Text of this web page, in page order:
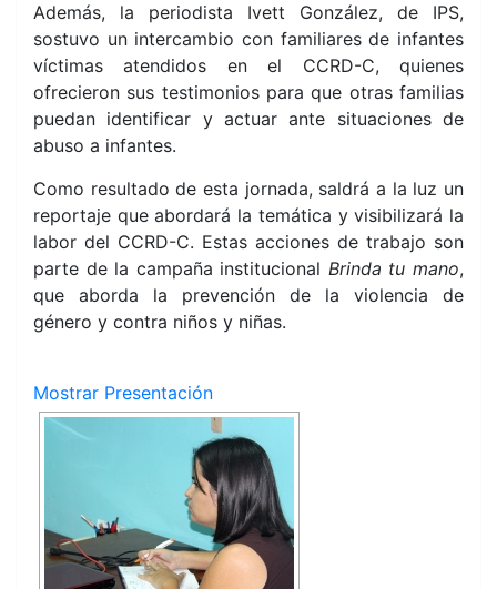
Además, la periodista Ivett González, de IPS,
sostuvo un intercambio con familiares de infantes
víctimas atendidos en el CCRD-C, quienes
ofrecieron sus testimonios para que otras familias
puedan identificar y actuar ante situaciones de
abuso a infantes.
Como resultado de esta jornada, saldrá a la luz un
reportaje que abordará la temática y visibilizará la
labor del CCRD-C. Estas acciones de trabajo son
parte de la campaña institucional Brinda tu mano,
que aborda la prevención de la violencia de
género y contra niños y niñas.
Mostrar Presentación